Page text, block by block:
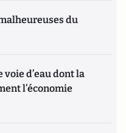
du
voie d’eau dont la
l’économie